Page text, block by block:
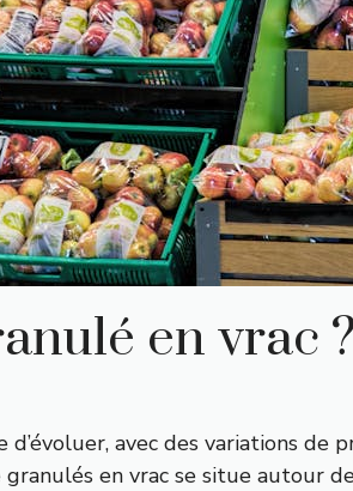
en vrac ?
d’évoluer, avec des variations
en vrac se situe autour